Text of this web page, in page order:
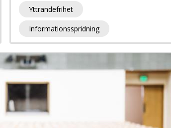
Yttrandefrihet
Informationsspridning